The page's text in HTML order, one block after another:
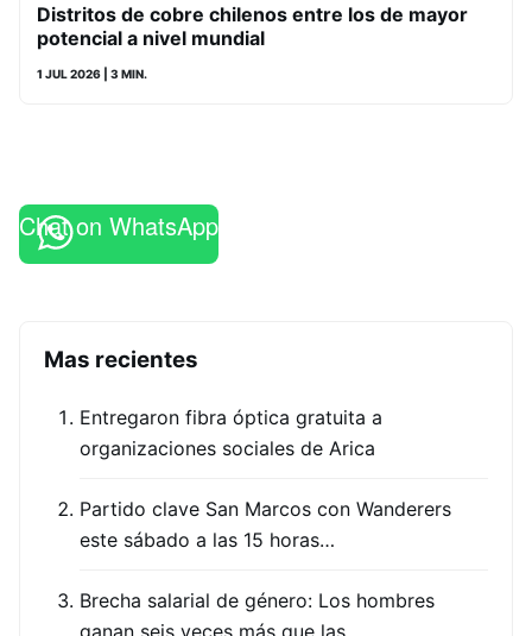
Distritos de cobre chilenos entre los de mayor
potencial a nivel mundial
1 JUL 2026 | 3 MIN.
Chat on WhatsApp
Mas recientes
Entregaron fibra óptica gratuita a
organizaciones sociales de Arica
Partido clave San Marcos con Wanderers
este sábado a las 15 horas…
Brecha salarial de género: Los hombres
ganan seis veces más que las…